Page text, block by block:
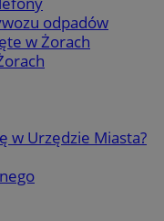
odpadów
w Żorach
w Urzędzie Miasta?